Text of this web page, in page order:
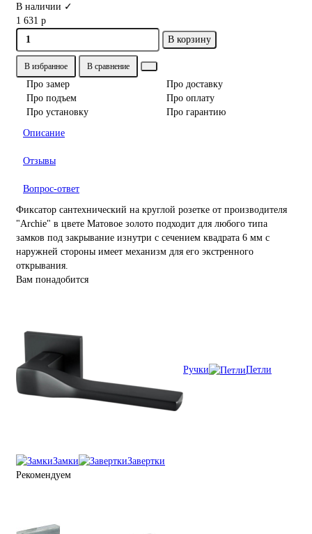
В наличии ✓
1 631 р
В корзину
В избранное В сравнение
Про замер
Про доставку
Про подъем
Про оплату
Про установку
Про гарантию
Описание
Отзывы
Вопрос-ответ
Фиксатор сантехнический на круглой розетке от производителя
"Archie" в цвете Матовое золото подходит для любого типа
замков под закрывание изнутри с сечением квадрата 6 мм с
наружней стороны имеет механизм для его экстренного
открывания.
Вам понадобится
Ручки Петли
Замки
Завертки
Рекомендуем